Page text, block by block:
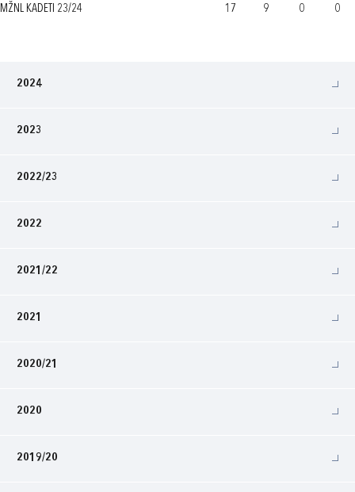
MŽNL KADETI 23/24 17 9 0 0
2024
2023
2022/23
2022
2021/22
2021
2020/21
2020
2019/20